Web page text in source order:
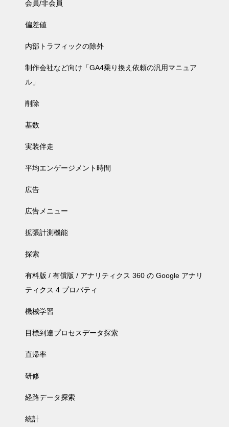
会員/非会員
偏差値
内部トラフィックの除外
制作会社など向け「GA4乗り換え依頼の汎用マニュア
ル」
削除
基数
実装伴走
平均エンゲージメント時間
広告
広告メニュー
拡張計測機能
探索
有料版 / 有償版 / アナリティクス 360 の Google アナリ
ティクス 4 プロパティ
機械学習
目標到達プロセスデータ探索
直帰率
研修
経路データ探索
統計